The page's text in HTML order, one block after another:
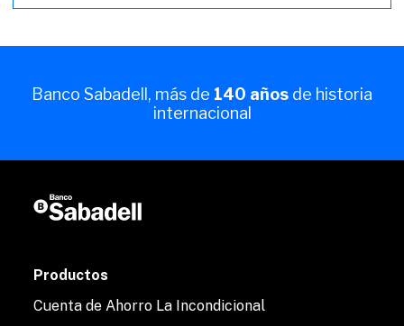
Banco Sabadell, más de 140 años de historia
internacional
Productos
Cuenta de Ahorro La Incondicional